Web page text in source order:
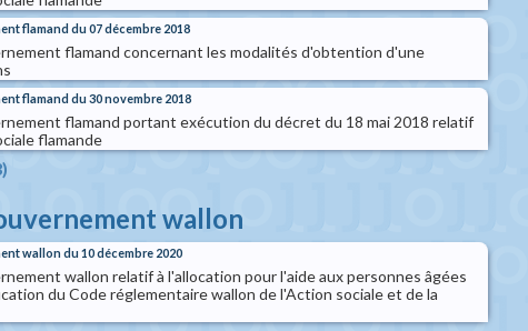
flamand du 07 décembre 2018
flamand concernant les modalités d'obtention d'une
flamand du 30 novembre 2018
flamand portant exécution du décret du 18 mai 2018 relatif
flamande
wallon
wallon du 10 décembre 2020
wallon relatif à l'allocation pour l'aide aux personnes âgées
du Code réglementaire wallon de l'Action sociale et de la